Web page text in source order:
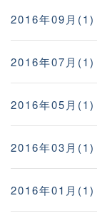
2016年09月(1)
2016年07月(1)
2016年05月(1)
2016年03月(1)
2016年01月(1)